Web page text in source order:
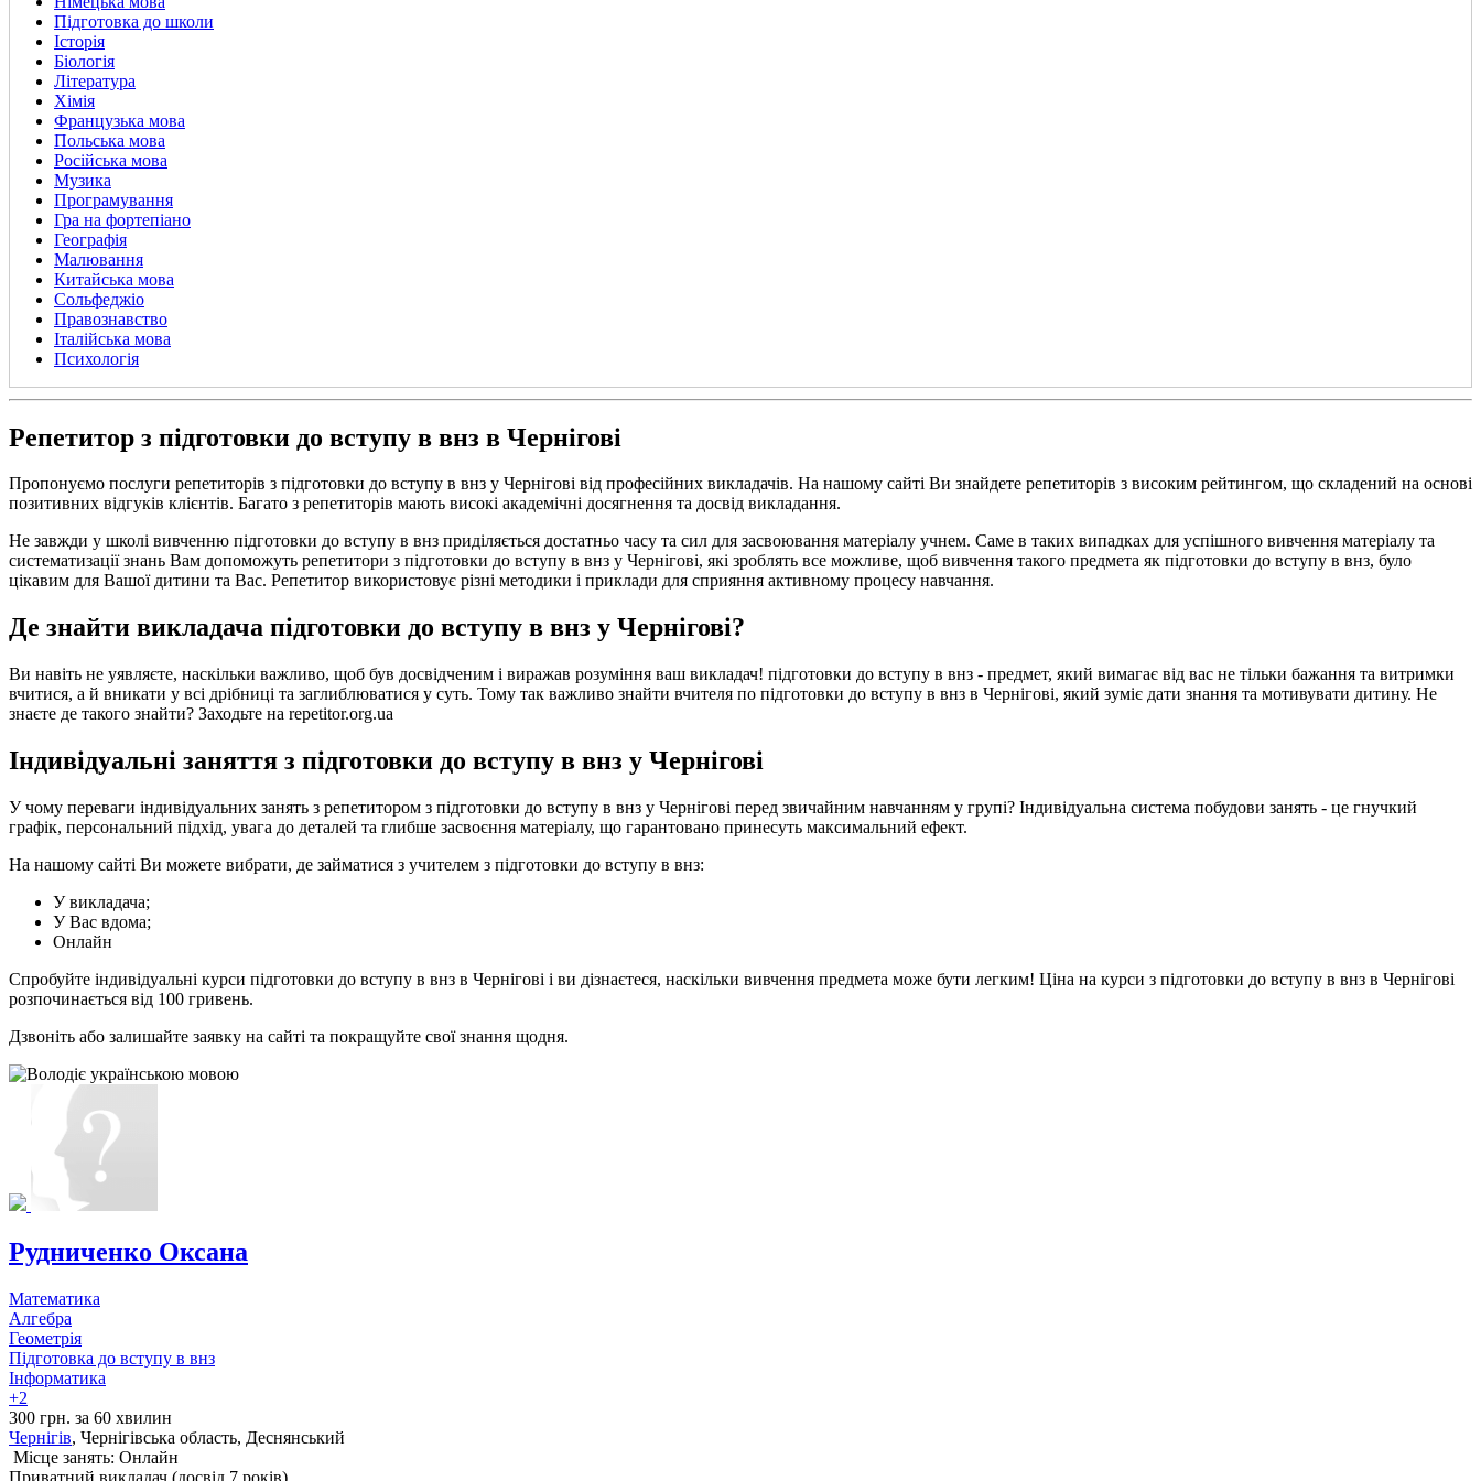
Підготовка до школи
Історія
Біологія
Література
Хімія
Французька мова
Польська мова
Російська мова
Музика
Програмування
Гра на фортепіано
Географія
Малювання
Китайська мова
Сольфеджіо
Правознавство
Італійська мова
Психологія
Репетитор з підготовки до вступу в внз в Чернігові
Пропонуємо послуги репетиторів з підготовки до вступу в внз у Чернігові від професійних викладачів. На нашому сайті Ви знайдете репетиторів з високим рейтингом, що складений на основі
позитивних відгуків клієнтів. Багато з репетиторів мають високі академічні досягнення та досвід викладання.
Не завжди у школі вивченню підготовки до вступу в внз приділяється достатньо часу та сил для засвоювання матеріалу учнем. Саме в таких випадках для успішного вивчення матеріалу та
систематизації знань Вам допоможуть репетитори з підготовки до вступу в внз у Чернігові, які зроблять все можливе, щоб вивчення такого предмета як підготовки до вступу в внз, було
цікавим для Вашої дитини та Вас. Репетитор використовує різні методики і приклади для сприяння активному процесу навчання.
Де знайти викладача підготовки до вступу в внз у Чернігові?
Ви навіть не уявляєте, наскільки важливо, щоб був досвідченим і виражав розуміння ваш викладач! підготовки до вступу в внз - предмет, який вимагає від вас не тільки бажання та витримки
вчитися, а й вникати у всі дрібниці та заглиблюватися у суть. Тому так важливо знайти вчителя по підготовки до вступу в внз в Чернігові, який зуміє дати знання та мотивувати дитину. Не
знаєте де такого знайти? Заходьте на repetitor.org.ua
Індивідуальні заняття з підготовки до вступу в внз у Чернігові
У чому переваги індивідуальних занять з репетитором з підготовки до вступу в внз у Чернігові перед звичайним навчанням у групі? Індивідуальна система побудови занять - це гнучкий
графік, персональний підхід, увага до деталей та глибше засвоєння матеріалу, що гарантовано принесуть максимальний ефект.
На нашому сайті Ви можете вибрати, де займатися з учителем з підготовки до вступу в внз:
У викладача;
У Вас вдома;
Онлайн
Спробуйте індивідуальні курси підготовки до вступу в внз в Чернігові і ви дізнаєтеся, наскільки вивчення предмета може бути легким! Ціна на курси з підготовки до вступу в внз в Чернігові
розпочинається від 100 гривень.
Дзвоніть або залишайте заявку на сайті та покращуйте свої знання щодня.
Рудниченко Оксана
Математика
Алгебра
Геометрія
Підготовка до вступу в внз
Інформатика
+2
300 грн. за 60 хвилин
Чернігів, Чернігівська область, Деснянський
Місце занять: Онлайн
Приватний викладач (досвід 7 років)